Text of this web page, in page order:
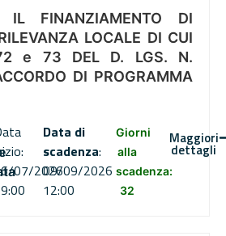
IL FINANZIAMENTO DI
LOCALE DI CUI
e 73 DEL D. LGS. N.
DI PROGRAMMA
07/2026
Data di
scadenza:
09/09/2026
12:00
Giorni
alla
scadenza:
32
Maggiori
dettagli